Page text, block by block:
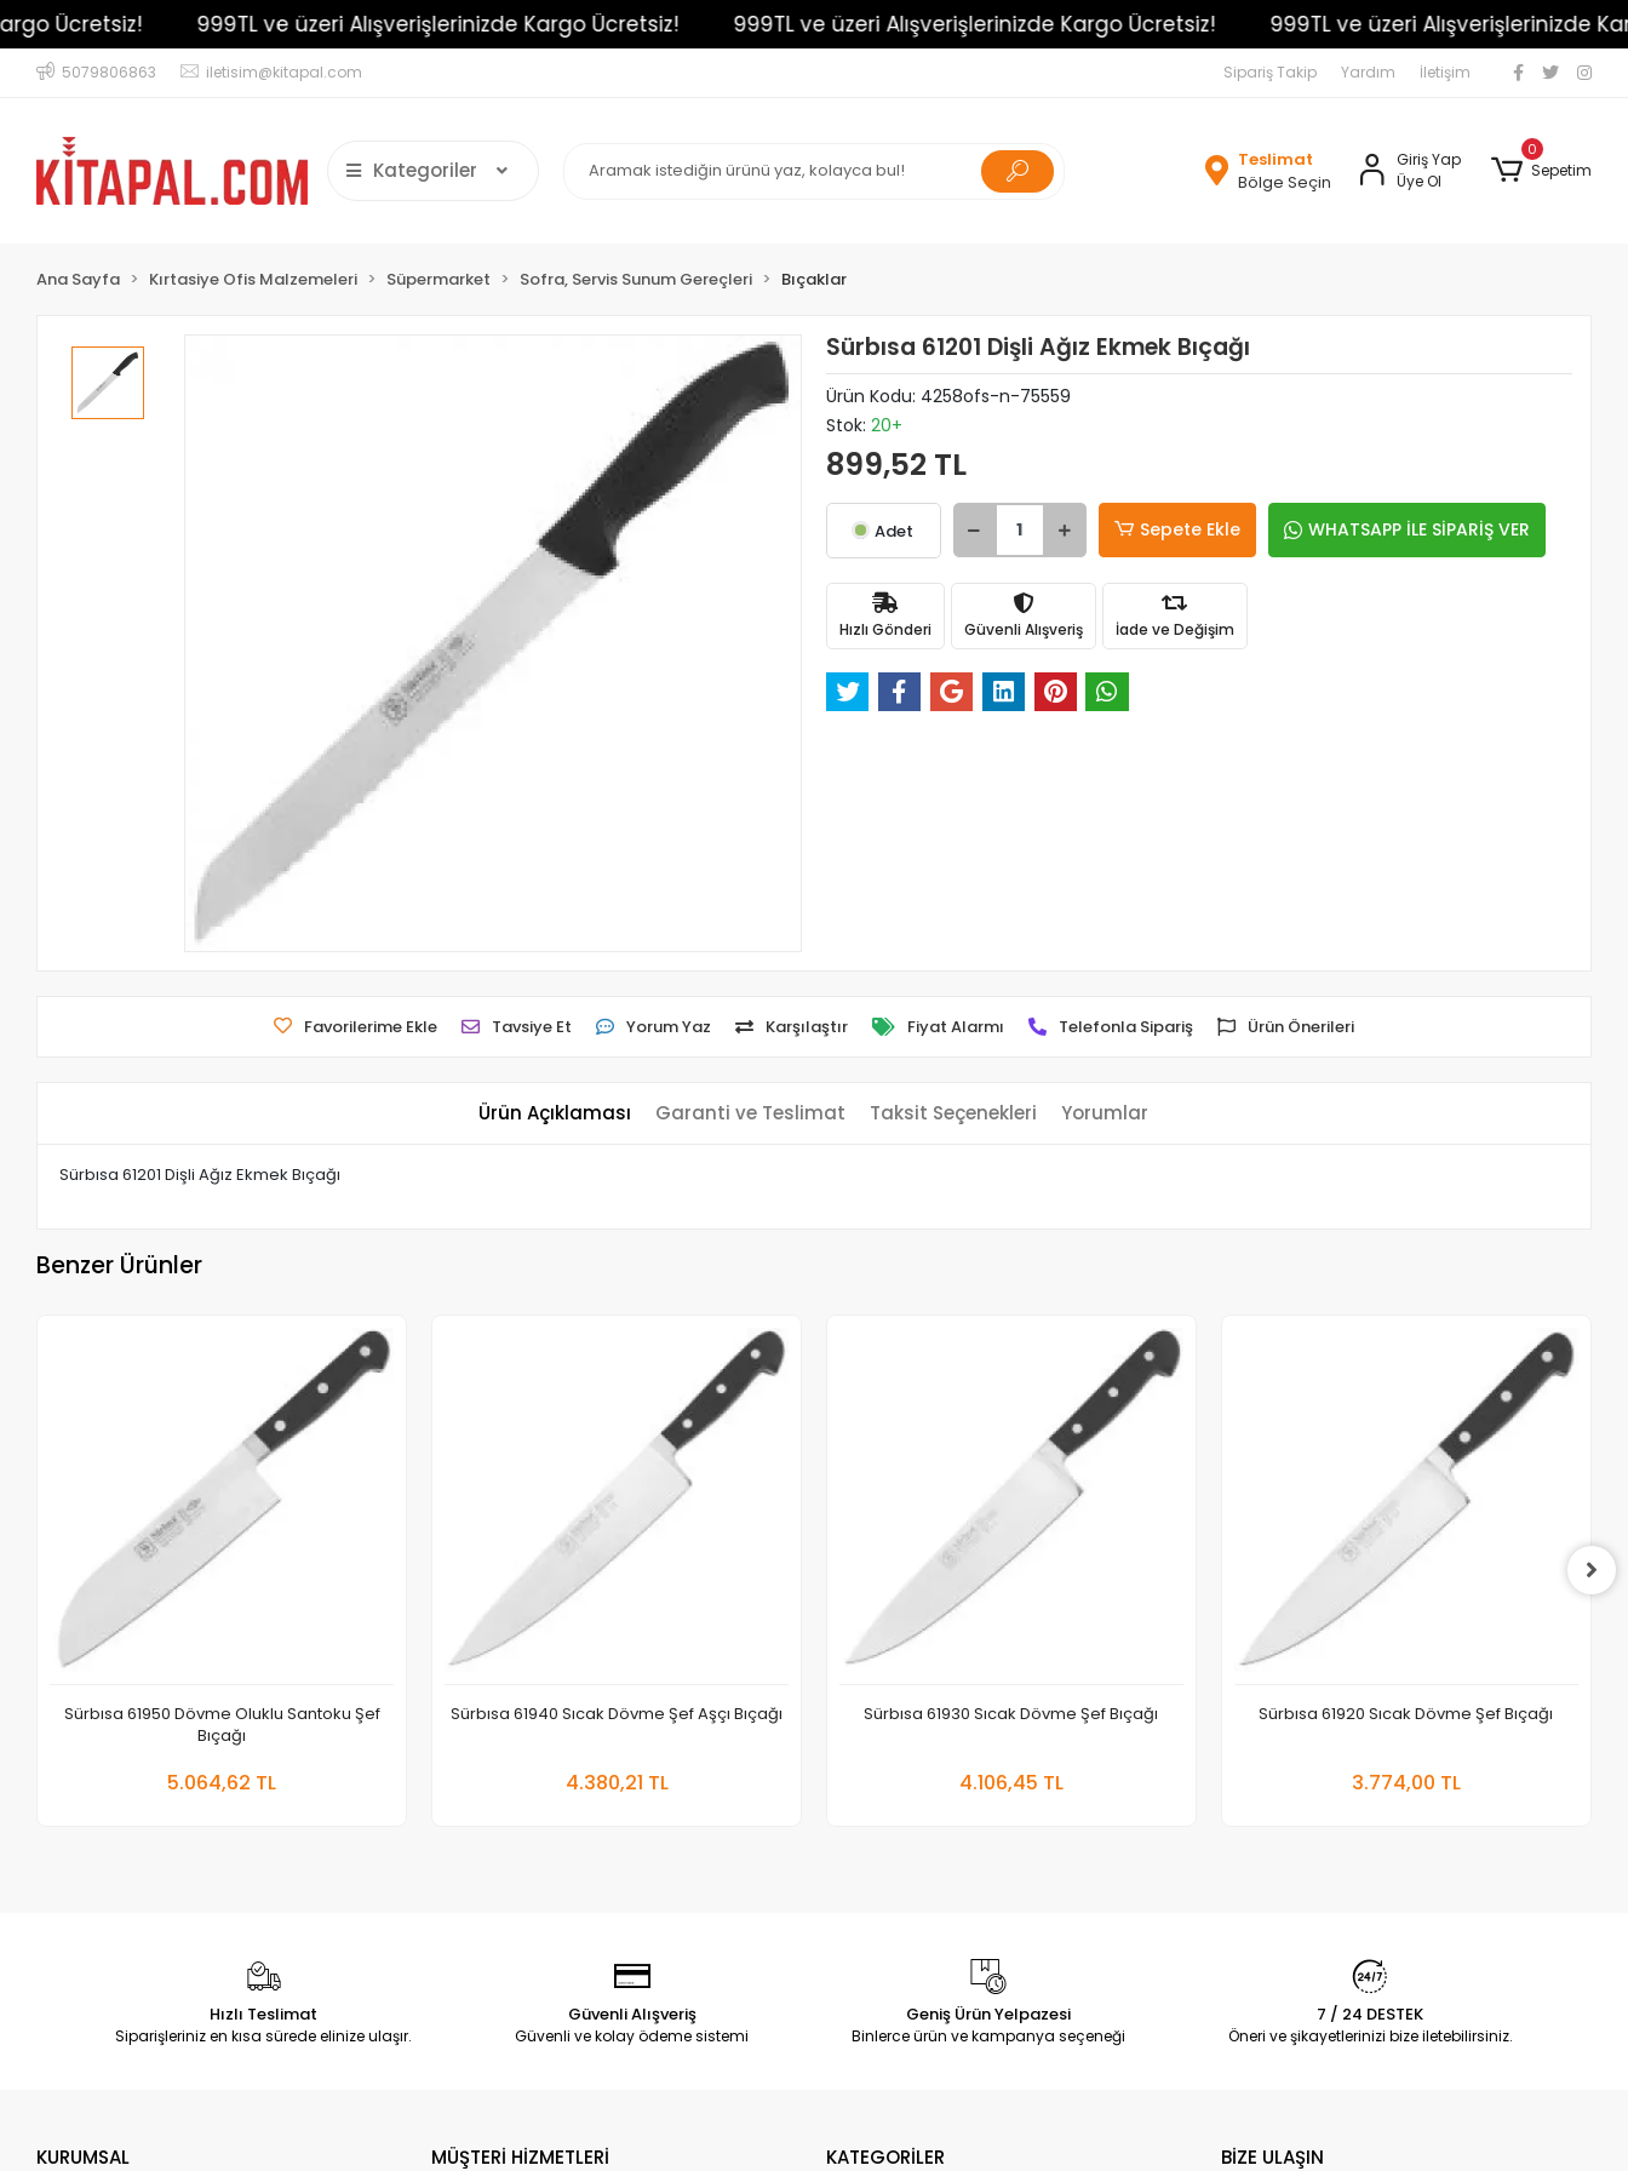
Ücretsiz! 999TL ve üzeri Alışverişlerinizde Kargo Ücretsiz! 999TL ve üzeri Alışverişlerinizde Kargo Ücretsiz! 999TL ve üzeri Alışverişlerinizde
5079806863 iletisim@kitapal.com Sipariş Takip Yardım İletişim
Kategoriler
Teslimat
Bölge Seçin
Giriş Yap
Üye Ol
0
Sepetim
Ana Sayfa Kırtasiye Ofis Malzemeleri Süpermarket Sofra, Servis Sunum Gereçleri Bıçaklar
Sürbısa 61201 Dişli Ağız Ekmek Bıçağı
Ürün Kodu: 4258ofs-n-75559
Stok: 20+
899,52 TL
Adet Sepete Ekle WHATSAPP İLE SİPARİŞ VER
Hızlı Gönderi Güvenli Alışveriş İade ve Değişim
Favorilerime Ekle Tavsiye Et Yorum Yaz Karşılaştır Fiyat Alarmı Telefonla Sipariş Ürün Önerileri
Ürün Açıklaması Garanti ve Teslimat Taksit Seçenekleri Yorumlar
Sürbısa 61201 Dişli Ağız Ekmek Bıçağı
Benzer Ürünler
Sürbısa 61950 Dövme Oluklu Santoku Şef
Bıçağı
5.064,62 TL
Sürbısa 61940 Sıcak Dövme Şef Aşçı Bıçağı
4.380,21 TL
Sürbısa 61930 Sıcak Dövme Şef Bıçağı
4.106,45 TL
Sürbısa 61920 Sıcak Dövme Şef Bıçağı
3.774,00 TL
Hızlı Teslimat
Siparişleriniz en kısa sürede elinize ulaşır.
Güvenli Alışveriş
Güvenli ve kolay ödeme sistemi
Geniş Ürün Yelpazesi
Binlerce ürün ve kampanya seçeneği
7 / 24 DESTEK
Öneri ve şikayetlerinizi bize iletebilirsiniz.
KURUMSAL MÜŞTERİ HİZMETLERİ KATEGORİLER BİZE ULAŞIN